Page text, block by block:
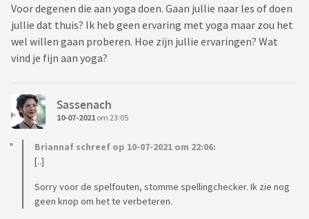
Voor degenen die aan yoga doen. Gaan jullie naar les of doen
jullie dat thuis? Ik heb geen ervaring met yoga maar zou het
wel willen gaan proberen. Hoe zijn jullie ervaringen? Wat
vind je fijn aan yoga?
Sassenach
10-07-2021 om 23:05
Briannaf schreef op 10-07-2021 om 22:06:
[..]
Sorry voor de spelfouten, stomme spellingchecker. Ik zie nog
geen knop om het te verbeteren.